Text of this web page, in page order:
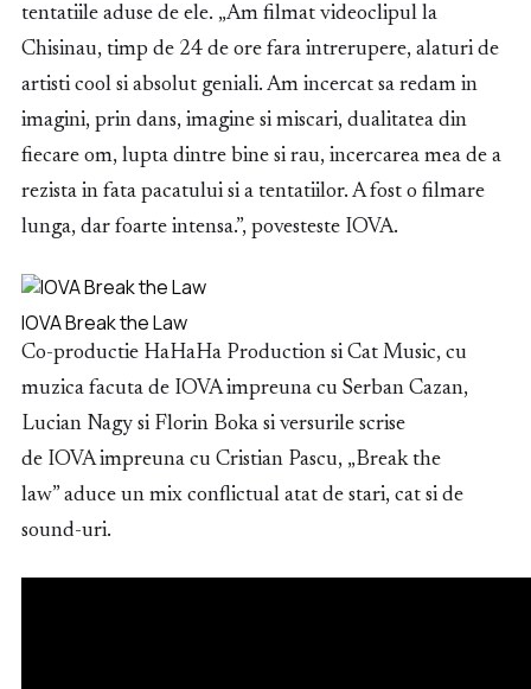
tentatiile aduse de ele. „Am filmat videoclipul la
Chisinau, timp de 24 de ore fara intrerupere, alaturi de
artisti cool si absolut geniali. Am incercat sa redam in
imagini, prin dans, imagine si miscari, dualitatea din
fiecare om, lupta dintre bine si rau, incercarea mea de a
rezista in fata pacatului si a tentatiilor. A fost o filmare
lunga, dar foarte intensa.”, povesteste IOVA.
IOVA Break the Law
Co-productie HaHaHa Production si Cat Music, cu
muzica facuta de IOVA impreuna cu Serban Cazan,
Lucian Nagy si Florin Boka si versurile scrise
de IOVA impreuna cu Cristian Pascu, „Break the
law” aduce un mix conflictual atat de stari, cat si de
sound-uri.